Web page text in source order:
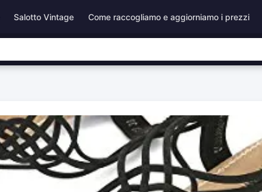
Salotto Vintage Come raccogliamo e aggiorniamo i prezzi